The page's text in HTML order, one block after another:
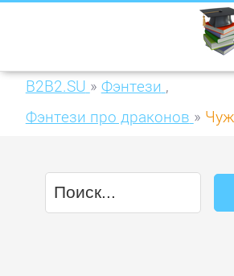
B2B2.SU » Фэнтези ,
Фэнтези про драконов »